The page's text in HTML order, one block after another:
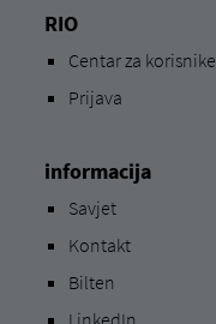
RIO
Centar za korisnike
Prijava
informacija
Savjet
Kontakt
Bilten
LinkedIn